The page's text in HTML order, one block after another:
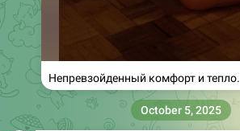
Непревзойденный комфорт и тепло.
October 5, 2025